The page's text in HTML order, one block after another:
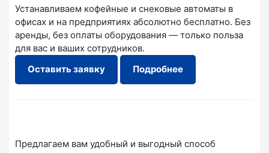
Устанавливаем кофейные и снековые автоматы в
офисах и на предприятиях абсолютно бесплатно. Без
аренды, без оплаты оборудования — только польза
для вас и ваших сотрудников.
Оставить заявку
Подробнее
Предлагаем вам удобный и выгодный способ